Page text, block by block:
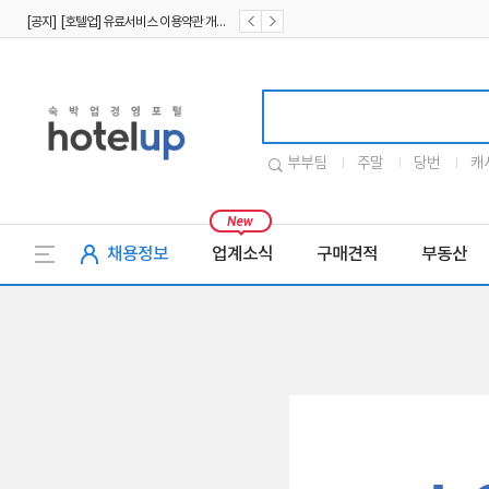
부부팀 주말 당번 캐
채용정보 업계소식 구매견적 부동산